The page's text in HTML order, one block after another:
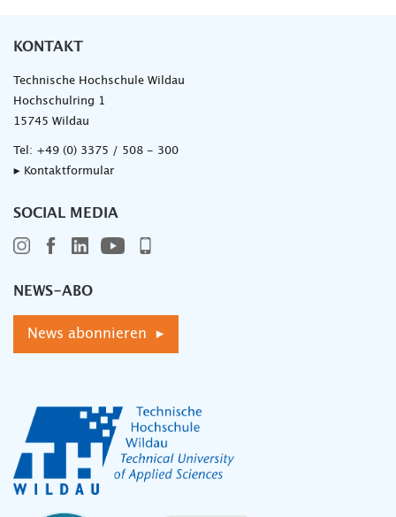
KONTAKT
Technische Hochschule Wildau
Hochschulring 1
15745 Wildau
Tel: +49 (0) 3375 / 508 - 300
▸ Kontaktformular
SOCIAL MEDIA
NEWS-ABO
News abonnieren ▸